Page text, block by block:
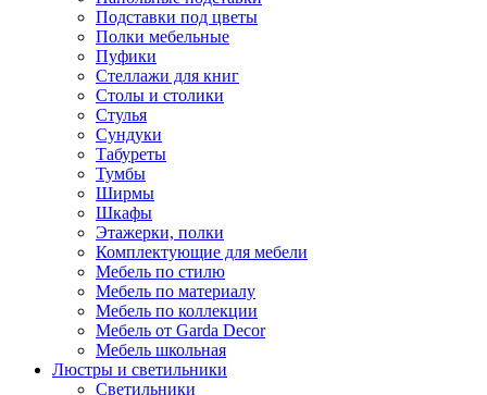
Подставки под цветы
Полки мебельные
Пуфики
Стеллажи для книг
Столы и столики
Стулья
Сундуки
Табуреты
Тумбы
Ширмы
Шкафы
Этажерки, полки
Комплектующие для мебели
Мебель по стилю
Мебель по материалу
Мебель по коллекции
Мебель от Garda Decor
Мебель школьная
Люстры и светильники
Светильники